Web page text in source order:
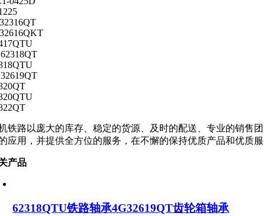
铁路以庞大的库存、稳定的货源、及时的配送、专业的销售
应用，并提供全方位的服务，在不懈的保持优质产品和优质
产品
62318QTU铁路轴承4G32619QT齿轮箱轴承